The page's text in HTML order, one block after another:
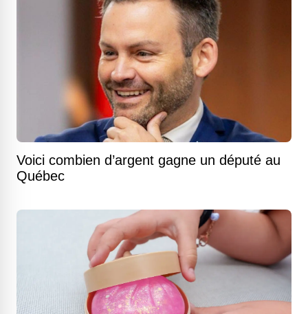
Voici combien d’argent gagne un député au
Québec